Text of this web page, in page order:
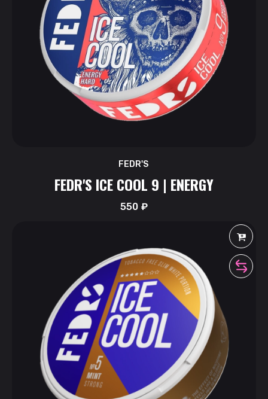
FEDR'S
FEDR'S ICE COOL 9 | ENERGY
550₽